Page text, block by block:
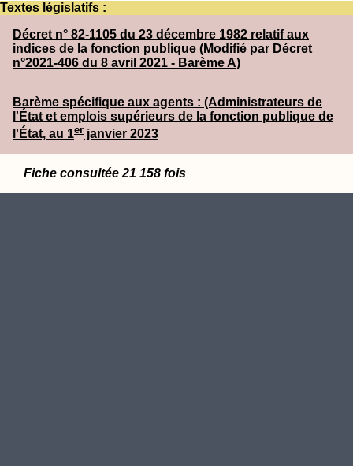
Textes législatifs :
Décret n° 82-1105 du 23 décembre 1982 relatif aux
indices de la fonction publique (Modifié par Décret
n°2021-406 du 8 avril 2021 - Barème A)
Barème spécifique aux agents : (Administrateurs de
l'État et emplois supérieurs de la fonction publique de
l'État, au 1er janvier 2023
Fiche consultée 21 158 fois